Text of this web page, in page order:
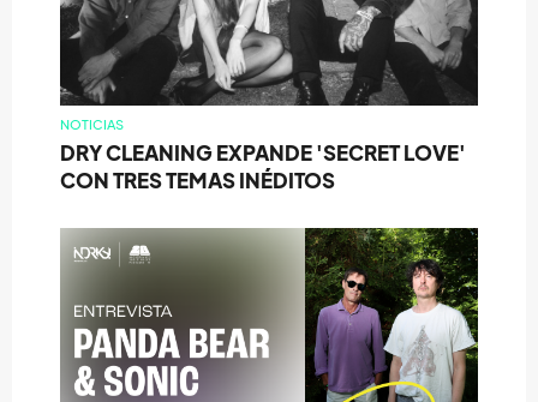
NOTICIAS
DRY CLEANING EXPANDE 'SECRET LOVE'
CON TRES TEMAS INÉDITOS